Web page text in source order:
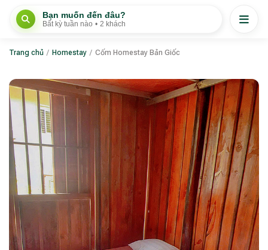
Bạn muốn đến đâu?
Bất kỳ tuần nào • 2 khách
Trang chủ / Homestay / Cốm Homestay Bản Giốc